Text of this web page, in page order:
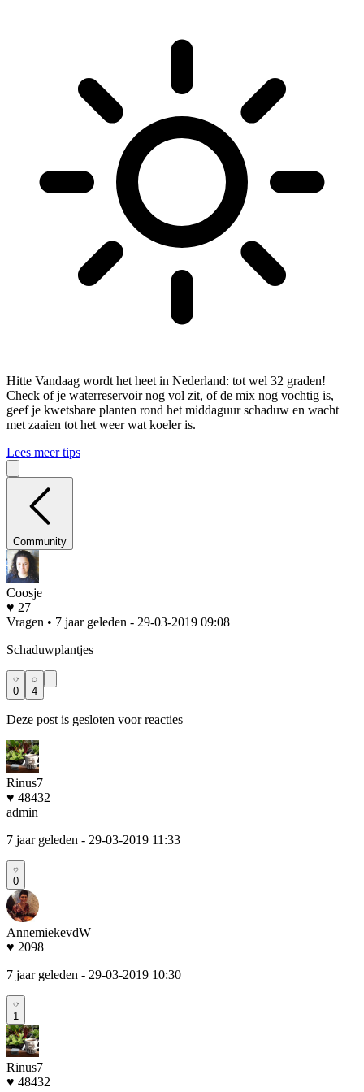
Hitte Vandaag wordt het heet in Nederland: tot wel 32 graden!
Check of je waterreservoir nog vol zit, of de mix nog vochtig is,
geef je kwetsbare planten rond het middaguur schaduw en wacht
met zaaien tot het weer wat koeler is.
Lees meer tips
Community
Coosje
♥ 27
Vragen • 7 jaar geleden - 29-03-2019 09:08
Schaduwplantjes
0 4
Deze post is gesloten voor reacties
Rinus7
♥ 48432
admin
7 jaar geleden - 29-03-2019 11:33
0
AnnemiekevdW
♥ 2098
7 jaar geleden - 29-03-2019 10:30
1
Rinus7
♥ 48432